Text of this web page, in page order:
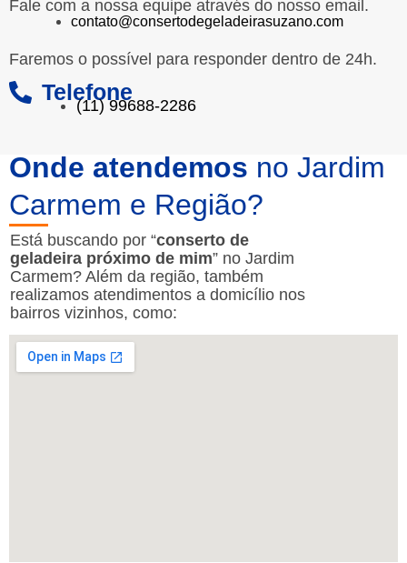
Fale com a nossa equipe através do nosso email.
contato@consertodegeladeirasuzano.com
Faremos o possível para responder dentro de 24h.
Telefone
(11) 99688-2286
Onde atendemos no Jardim
Carmem e Região?
Está buscando por “conserto de
geladeira próximo de mim” no Jardim
Carmem? Além da região, também
realizamos atendimentos a domicílio nos
bairros vizinhos, como: